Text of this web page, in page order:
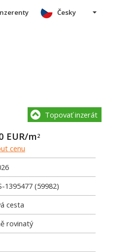
Česky
Topovať inzerát
EUR/m2
cenu
1395477 (59982)
cesta
rovinatý